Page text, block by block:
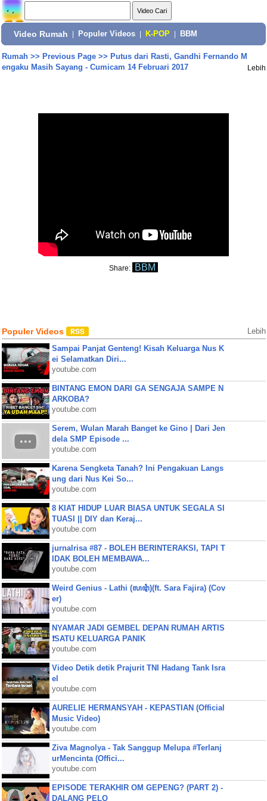
Video Rumah Populer Videos K-POP BBM
Rumah>> Previous Page>> Putus dari Rasti, Gandhi Fernando M
engaku Masih Sayang - Cumicam 14 Februari 2017
Lebih
Share: BBM
Populer Videos Lebih
Sampai Panjat Genteng! Kisah Keluarga Nus K
ei Selamatkan Diri...
youtube.com
BINTANG EMON DARI GA SENGAJA SAMPE N
ARKOBA?
youtube.com
Serem, Wulan Marah Banget ke Gino | Dari Jen
dela SMP Episode ...
youtube.com
Karena Sengketa Tanah? Ini Pengakuan Langs
ung dari Nus Kei So...
youtube.com
8 KIAT HIDUP LUAR BIASA UNTUK SEGALA SI
TUASI || DIY dan Keraj...
youtube.com
jurnalrisa #87 - BOLEH BERINTERAKSI, TAPI T
IDAK BOLEH MEMBAWA...
youtube.com
Weird Genius - Lathi (ꦭꦛꦶ)(ft. Sara Fajira) (Cov
er)
youtube.com
NYAMAR JADI GEMBEL DEPAN RUMAH ARTIS
❗SATU KELUARGA PANIK
youtube.com
Video Detik detik Prajurit TNI Hadang Tank Isra
el
youtube.com
AURELIE HERMANSYAH - KEPASTIAN (Official
Music Video)
youtube.com
Ziva Magnolya - Tak Sanggup Melupa #Terlanj
urMencinta (Offici...
youtube.com
EPISODE TERAKHIR OM GEPENG? (PART 2) -
DALANG PELO